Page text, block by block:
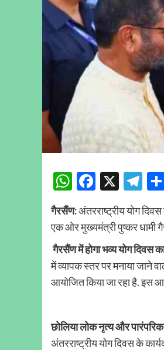
WhatsApp
X
गैरसैंण:अंतरराष्ट्रीय योग
एक ओर मुख्यमंत्री पुष्कर धामी
गैरसैंण में होगा भव्य योग दिवस
में व्यापक स्तर पर मनाया जाने
आयोजित किया जा रहा है. इस
छोलिया लोक नृत्य और पारंपरिक
अंतरराष्ट्रीय योग दिवस के